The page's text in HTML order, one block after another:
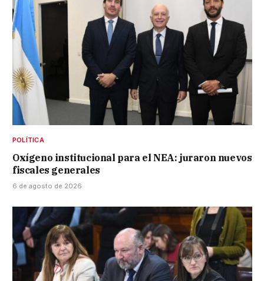
POLÍTICA
Oxígeno institucional para el NEA: juraron nuevos
fiscales generales
6 de agosto de 2026